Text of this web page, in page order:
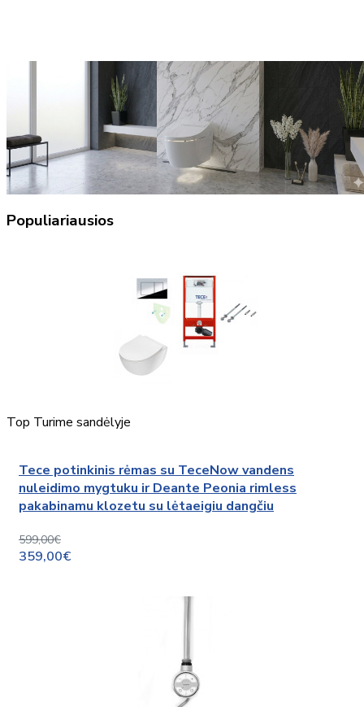
Populiariausios
Top Turime sandėlyje
Tece potinkinis rėmas su TeceNow vandens
nuleidimo mygtuku ir Deante Peonia rimless
pakabinamu klozetu su lėtaeigiu dangčiu
599,00€
359,00€